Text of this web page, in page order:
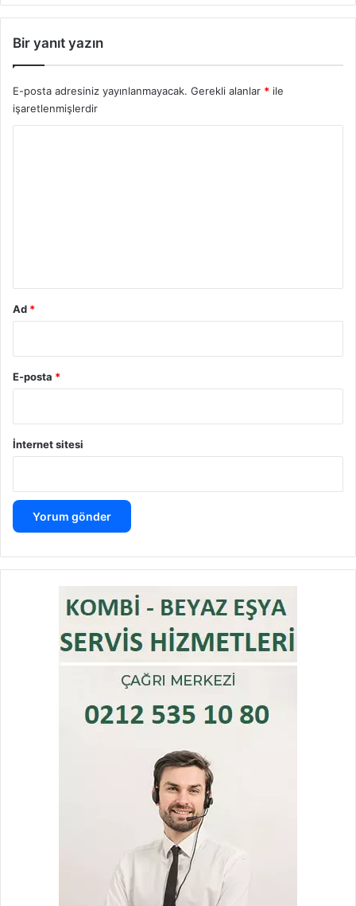
Bir yanıt yazın
E-posta adresiniz yayınlanmayacak. Gerekli alanlar * ile
işaretlenmişlerdir
Ad *
E-posta *
İnternet sitesi